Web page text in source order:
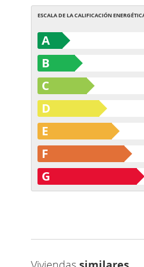
ESCALA DE LA CALIFICACIÓN
A
B
C
D
E
F
G